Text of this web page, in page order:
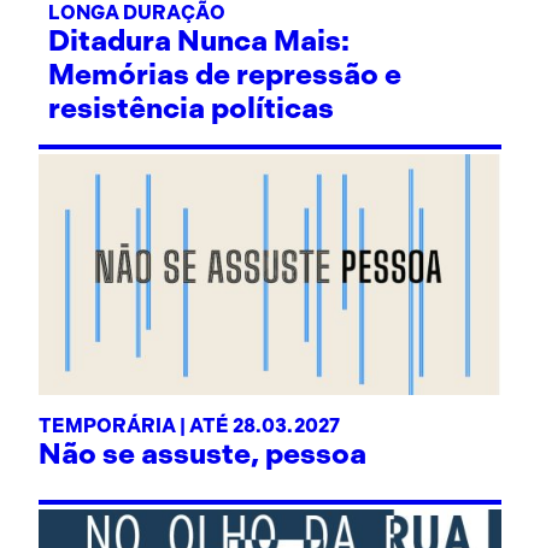
LONGA DURAÇÃO
Ditadura Nunca Mais:
Memórias de repressão e
resistência políticas
TEMPORÁRIA | ATÉ 28.03.2027
Não se assuste, pessoa